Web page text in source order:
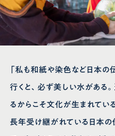
「私も和紙や染色など日本
行くと、必ず美しい水がある
るからこそ文化が生まれてい
長年受け継がれている日本の